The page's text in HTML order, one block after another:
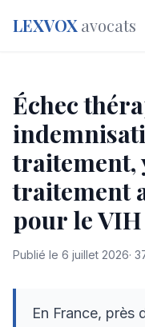
LEXVOX avocats
Échec
traitement,
traitement
pour le VIH
Publié le 6 juillet 2026·
En France, près